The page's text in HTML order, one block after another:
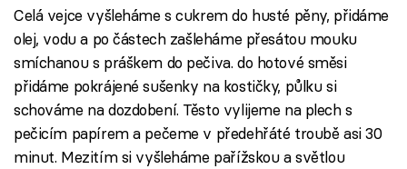
Celá vejce vyšleháme s cukrem do husté pěny, přidáme
olej, vodu a po částech zašleháme přesátou mouku
smíchanou s práškem do pečiva. do hotové směsi
přidáme pokrájené sušenky na kostičky, půlku si
schováme na dozdobení. Těsto vylijeme na plech s
pečicím papírem a pečeme v předehřáté troubě asi 30
minut. Mezitím si vyšleháme pařížskou a světlou